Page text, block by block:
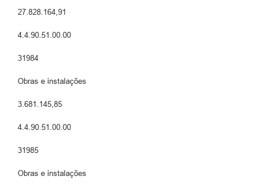
27.828.164,91
4.4.90.51.00.00
31984
Obras e instalações
3.681.145,85
4.4.90.51.00.00
31985
Obras e instalações